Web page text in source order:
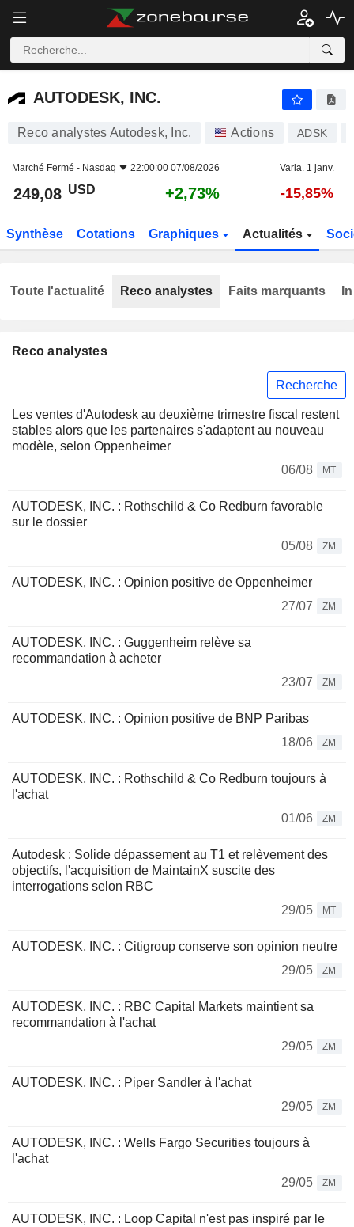
AUTODESK, INC.
AUTODESK, INC.
Reco analystes Autodesk, Inc. Actions ADSK
Marché Fermé - Nasdaq 22:00:00 07/08/2026 Varia. 1 janv.
249,08 USD +2,73% -15,85%
Synthèse Cotations Graphiques Actualités
Reco analystes
Recherche
Les ventes d'Autodesk au deuxième trimestre fiscal restent
stables alors que les partenaires s'adaptent au nouveau
modèle, selon Oppenheimer
06/08
MT
AUTODESK, INC. : Rothschild & Co Redburn favorable
sur le dossier
05/08
ZM
AUTODESK, INC. : Opinion positive de Oppenheimer
27/07
ZM
AUTODESK, INC. : Guggenheim relève sa
recommandation à acheter
23/07
ZM
AUTODESK, INC. : Opinion positive de BNP Paribas
18/06
ZM
AUTODESK, INC. : Rothschild & Co Redburn toujours à
l'achat
01/06
ZM
Autodesk : Solide dépassement au T1 et relèvement des
objectifs, l'acquisition de MaintainX suscite des
interrogations selon RBC
29/05
MT
AUTODESK, INC. : Citigroup conserve son opinion neutre
29/05
ZM
AUTODESK, INC. : RBC Capital Markets maintient sa
recommandation à l'achat
29/05
ZM
AUTODESK, INC. : Piper Sandler à l'achat
29/05
ZM
AUTODESK, INC. : Wells Fargo Securities toujours à
l'achat
29/05
ZM
AUTODESK, INC. : Loop Capital n'est pas inspiré par le
Toute l'actualité Reco analystes Faits marquants